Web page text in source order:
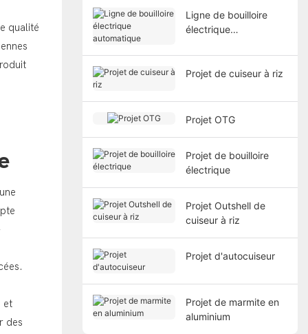
qualité
et
des
Ligne de bouilloire
électrique
Projet de cuiseur à riz
Projet OTG
Projet de bouilloire
électrique
Projet Outshell de
cuiseur à riz
Projet d'autocuiseur
Projet de marmite en
aluminium